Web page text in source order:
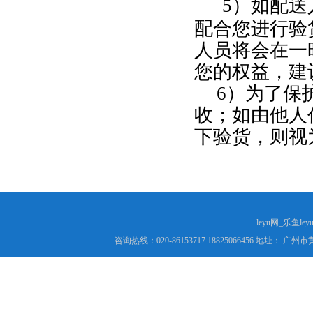
5）如配
配合您进行
人员将会在
您的权益，
6）为了保
收；如由他
下验货，则
leyu网_乐鱼
咨询热线：020-86153717 18825066456 地址： 广州